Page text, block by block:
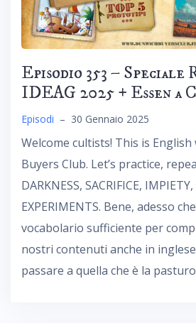
Episodio 353 – Speciale
IDEAG 2025 + Essen a
Episodi – 30 Gennaio 2025
Welcome cultists! This is
Buyers Club. Let’s practice,
DARKNESS, SACRIFICE,
EXPERIMENTS. Bene, adesso
vocabolario sufficiente per
nostri contenuti anche in
passare a quella che è la